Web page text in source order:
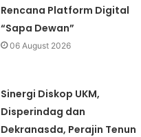
Rencana Platform Digital
“Sapa Dewan”
06 August 2026
Sinergi Diskop UKM,
Disperindag dan
Dekranasda, Perajin Tenun